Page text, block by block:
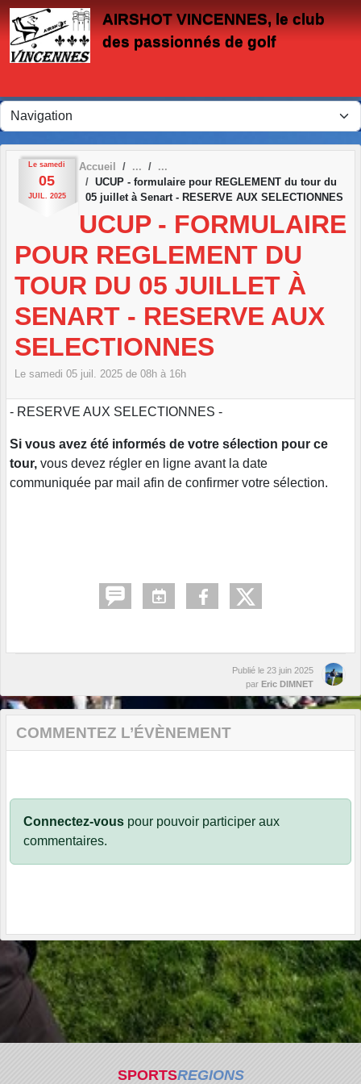
AIRSHOT VINCENNES, le club
des passionnés de golf
Le samedi
05
JUIL. 2025
Accueil
UCUP - formulaire pour REGLEMENT du tour du
05 juillet à Senart - RESERVE AUX SELECTIONNES
UCUP - FORMULAIRE
POUR REGLEMENT DU
TOUR DU 05 JUILLET À
SENART - RESERVE AUX
SELECTIONNES
Le samedi 05 juil. 2025 de 08h à 16h
- RESERVE AUX SELECTIONNES -
Si vous avez été informés de votre sélection pour ce
tour, vous devez régler en ligne avant la date
communiquée par mail afin de confirmer votre sélection.
Publié le 23 juin 2025
par Eric DIMNET
COMMENTEZ L’ÉVÈNEMENT
Connectez-vous pour pouvoir participer aux
commentaires.
SPORTSREGIONS
Panneau de gestion des cookies